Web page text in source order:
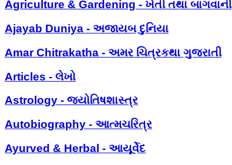
Agriculture & Gardening - ખેતી તથા બાગવાની
Ajayab Duniya - અજાયબ દુનિયા
Amar Chitrakatha - અમર ચિત્રકથા ગુજરાતી
Articles - લેખો
Astrology - જ્યોતિષશાસ્ત્ર
Autobiography - આત્મચરિત્ર
Ayurved & Herbal - આયૂર્વેદ